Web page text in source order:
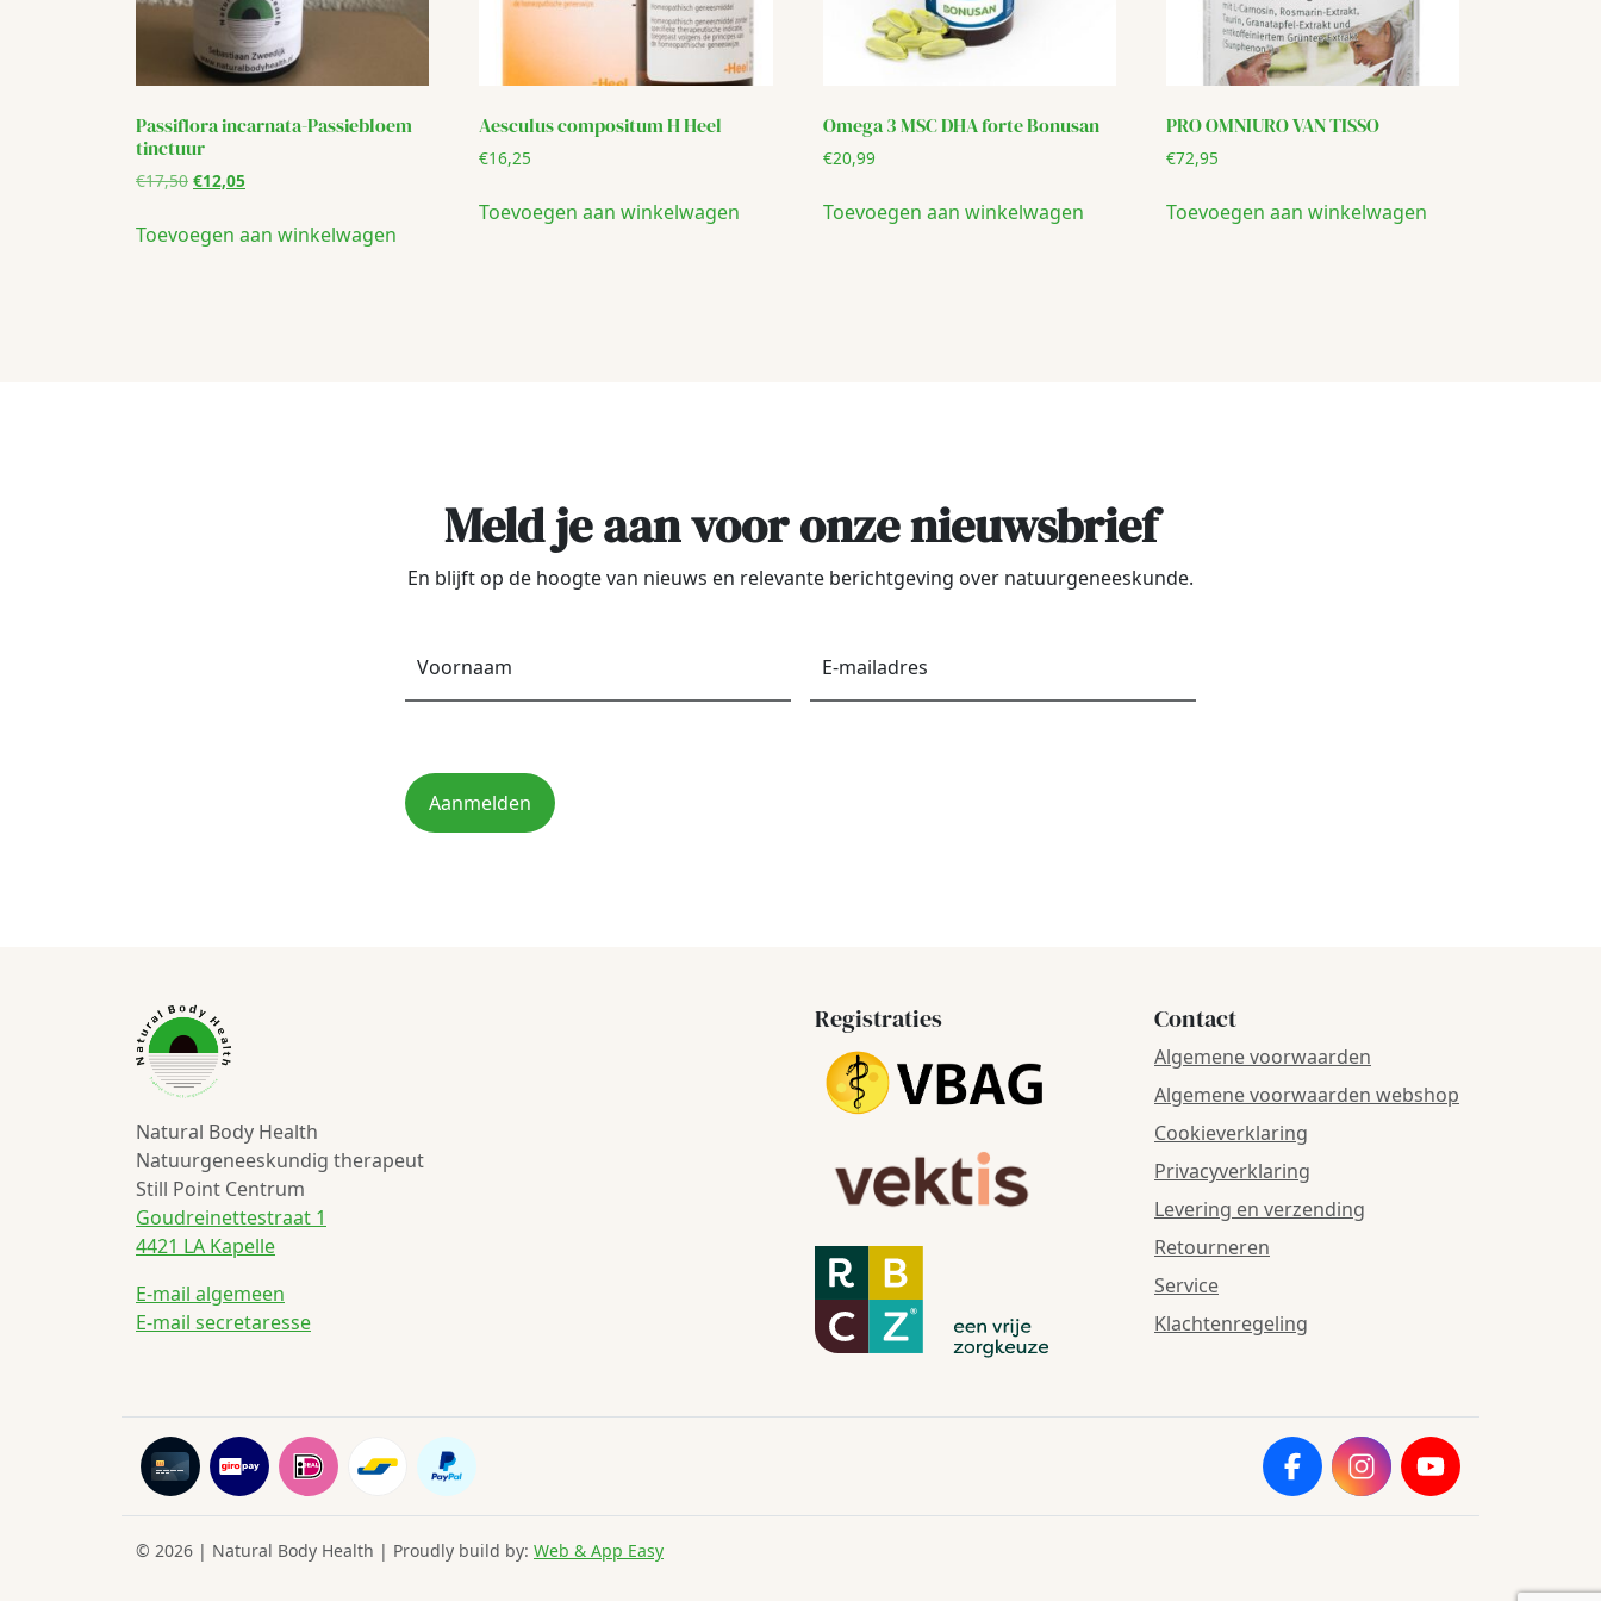
Passiflora incarnata-Passiebloem
tinctuur
€17,50 Oorspronkelijke
was:
€17,50.
€12,05Huidige
is:
Toevoegen aan winkelwagen
Aesculus compositum H Heel
€16,25
Toevoegen aan winkelwagen
Omega 3 MSC DHA forte Bonusan
€20,99
Toevoegen aan winkelwagen
PRO OMNIURO VAN TISSO
€72,95
Toevoegen aan winkelwagen
Meld je aan voor onze nieuwsbrief
En blijft op de hoogte van nieuws en relevante berichtgeving over natuurgeneeskunde.
Aanmelden
Natural Body Health
Natuurgeneeskundig therapeut
Still Point Centrum
Goudreinettestraat 1
4421 LA Kapelle
E-mail algemeen
E-mail secretaresse
Registraties Contact
Algemene voorwaarden
Algemene voorwaarden webshop
Cookieverklaring
Privacyverklaring
Levering en verzending
Retourneren
Service
Klachtenregeling
© 2026 | Natural Body Health | Proudly build by: Web & App Easy